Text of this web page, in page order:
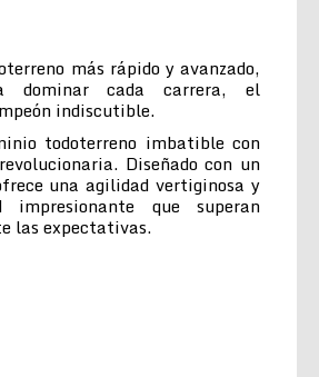
más rápido y avanzado,
dominar cada carrera, el
indiscutible.
todoterreno imbatible con
Diseñado con un
una agilidad vertiginosa y
impresionante que superan
las expectativas.